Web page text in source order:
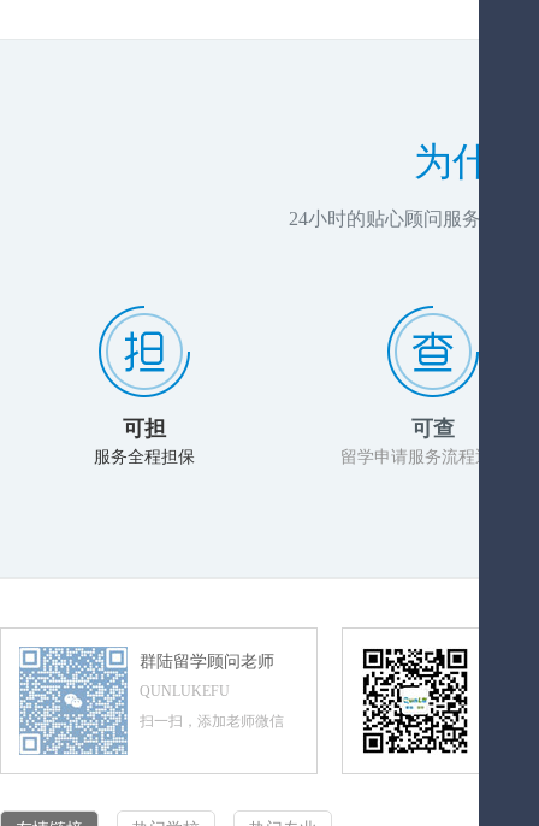
为什
24小时的贴心顾问服务，推
可担
服务全程担保
可查
留学申请服务流程透明化
群陆留学顾问老师
QUNLUKEFU
扫一扫，添加老师微信